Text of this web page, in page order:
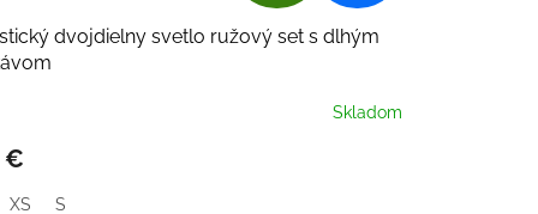
D
A
dvojdielny svetlo ružový set s dlhým
Skladom
€
XS S